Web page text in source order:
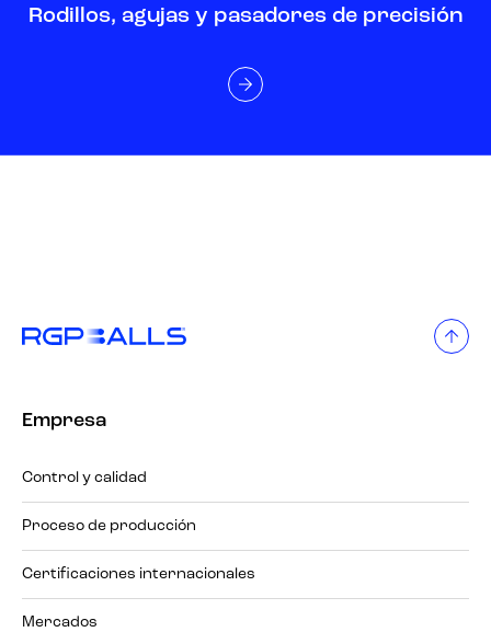
Rodillos, agujas y pasadores de precisión
Empresa
Control y calidad
Proceso de producción
Certificaciones internacionales
Mercados